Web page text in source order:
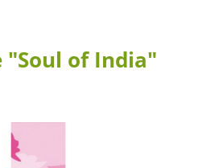
"Soul of India"